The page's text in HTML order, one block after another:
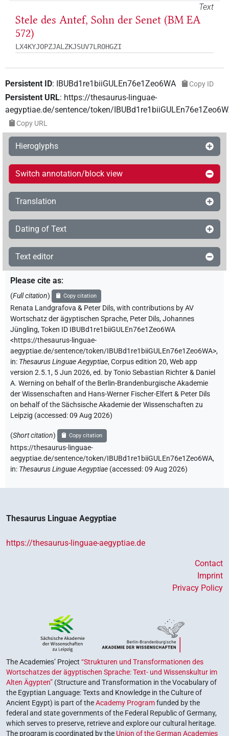
Text
Stele des Antef, Sohn der Senet (BM EA
572)
LX4KYJOPZJALZKJSUV7LROHGZI
Persistent ID: IBUBd1re1biiGULEn76e1Zeo6WA Copy ID
Persistent URL: https://thesaurus-linguae-
aegyptiae.de/sentence/token/
Copy URL
Hieroglyphs
Switch annotation/block view
Translation
Dating of Text
Text editor
Please cite as:
(Full citation) Copy citation
Renata Landgrafova & Peter Dils,with contributions byAV
Wortschatz der ägyptischen Sprache, Peter Dils,Johannes
Jüngling,Token ID IBUBd1re1biiGULEn76e1Zeo6WA
<https://thesaurus-linguae-
aegyptiae.de/sentence/token/IBUBd1re1biiGULEn76e1Zeo6WA>,
in: Thesaurus Linguae Aegyptiae,Corpus edition 20, Web app
version 2.5.1, 5 Jun 2026, ed. by Tonio Sebastian Richter & Daniel
A. Werning on behalf of the Berlin-Brandenburgische Akademie
der Wissenschaften and Hans-Werner Fischer-Elfert & Peter Dils
on behalf of the Sächsische Akademie der Wissenschaften zu
Leipzig (accessed:09 Aug 2026)
(Short citation) Copy citation
https://thesaurus-linguae-
aegyptiae.de/sentence/token/IBUBd1re1biiGULEn76e1Zeo6WA,
in: Thesaurus Linguae Aegyptiae (accessed:09 Aug 2026)
Thesaurus Linguae Aegyptiae
https://thesaurus-linguae-aegyptiae.de
Contact
Imprint
Privacy Policy
The Academies’ Project “Strukturen und Transformationen des
Wortschatzes der ägyptischen Sprache: Text- und Wissenskultur im
Alten Ägypten” (Structure and Transformation in the Vocabulary of
the Egyptian Language: Texts and Knowledge in the Culture of
Ancient Egypt) is part of theAcademy Programfunded by the
federal and state governments of the Federal Republic of Germany,
which serves to preserve, retrieve and explore our cultural heritage.
The program is coordinated by the Union of the German Academies